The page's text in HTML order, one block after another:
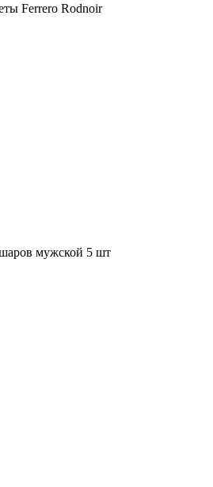
Ferrero Rodnoir
мужской 5 шт